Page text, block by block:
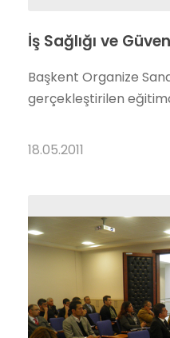
Başkent Organize
gerçekleştirilen
18.05.2011